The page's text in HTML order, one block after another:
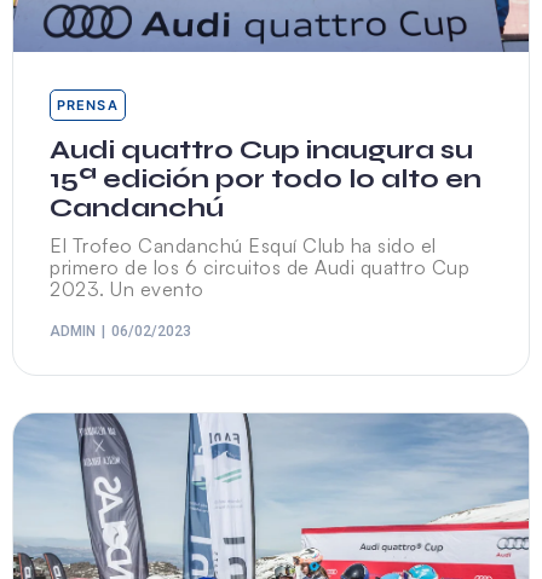
PRENSA
Audi quattro Cup inaugura su
15ª edición por todo lo alto en
Candanchú
El Trofeo Candanchú Esquí Club ha sido el
primero de los 6 circuitos de Audi quattro Cup
2023. Un evento
ADMIN 06/02/2023